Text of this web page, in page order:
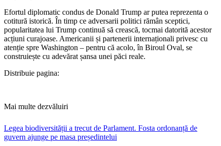
Efortul diplomatic condus de Donald Trump ar putea reprezenta o
cotitură istorică. În timp ce adversarii politici rămân sceptici,
popularitatea lui Trump continuă să crească, tocmai datorită acestor
acțiuni curajoase. Americanii și partenerii internaționali privesc cu
atenție spre Washington – pentru că acolo, în Biroul Oval, se
construiește cu adevărat șansa unei păci reale.
Distribuie pagina:
Mai multe dezvăluiri
Legea biodiversității a trecut de Parlament. Fosta ordonanță de
guvern ajunge pe masa președintelui